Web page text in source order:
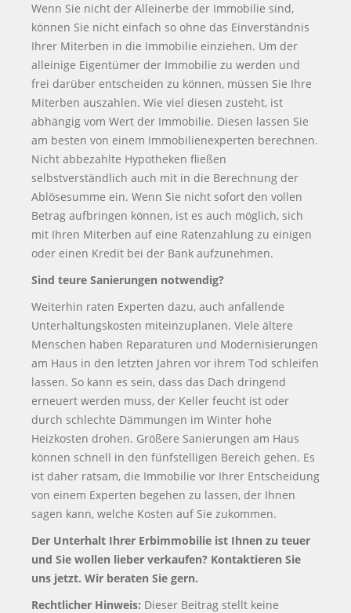
Wenn Sie nicht der Alleinerbe der Immobilie sind,
können Sie nicht einfach so ohne das Einverständnis
Ihrer Miterben in die Immobilie einziehen. Um der
alleinige Eigentümer der Immobilie zu werden und
frei darüber entscheiden zu können, müssen Sie Ihre
Miterben auszahlen. Wie viel diesen zusteht, ist
abhängig vom Wert der Immobilie. Diesen lassen Sie
am besten von einem Immobilienexperten berechnen.
Nicht abbezahlte Hypotheken fließen
selbstverständlich auch mit in die Berechnung der
Ablösesumme ein. Wenn Sie nicht sofort den vollen
Betrag aufbringen können, ist es auch möglich, sich
mit Ihren Miterben auf eine Ratenzahlung zu einigen
oder einen Kredit bei der Bank aufzunehmen.
Sind teure Sanierungen notwendig?
Weiterhin raten Experten dazu, auch anfallende
Unterhaltungskosten miteinzuplanen. Viele ältere
Menschen haben Reparaturen und Modernisierungen
am Haus in den letzten Jahren vor ihrem Tod schleifen
lassen. So kann es sein, dass das Dach dringend
erneuert werden muss, der Keller feucht ist oder
durch schlechte Dämmungen im Winter hohe
Heizkosten drohen. Größere Sanierungen am Haus
können schnell in den fünfstelligen Bereich gehen. Es
ist daher ratsam, die Immobilie vor Ihrer Entscheidung
von einem Experten begehen zu lassen, der Ihnen
sagen kann, welche Kosten auf Sie zukommen.
Der Unterhalt Ihrer Erbimmobilie ist Ihnen zu teuer
und Sie wollen lieber verkaufen? Kontaktieren Sie
uns jetzt. Wir beraten Sie gern.
Rechtlicher Hinweis: Dieser Beitrag stellt keine